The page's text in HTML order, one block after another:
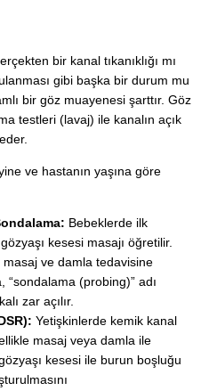
bir kanal tıkanıklığı mı
gibi başka bir durum mu
bir göz muayenesi şarttır. Göz
testleri (lavaj) ile kanalın açık
ve hastanın yaşına göre
Bebeklerde ilk
kesesi masajı öğretilir.
ve damla tedavisine
“sondalama (probing)” adı
zar açılır.
Yetişkinlerde kemik kanal
masaj veya damla ile
kesesi ile burun boşluğu